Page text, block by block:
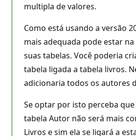
multipla de valores.
Como está usando a versão
mais adequada pode estar
suas tabelas. Você poderia
tabela ligada a tabela livros.
adicionaria todos os autores
Se optar por isto perceba que
tabela Autor não será mais
Livros e sim ela se ligará a